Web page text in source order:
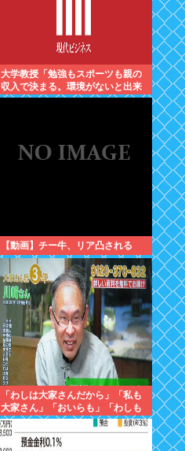
大学教授「勉強もスポーツも親の
収入で決まる。環境がないと出来
るわけがない」
【動画】チー牛、リア凸される
「わしは大家さんだから」「私も
大家さん」「おいらも」「わしも
じゃ」「拙者も」こんなCMに騙
された日本人